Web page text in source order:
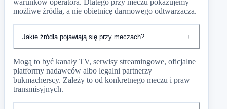
możliwe źródła, a nie obietnicę darmowego odtwarzacza.
Jakie źródła pojawiają się przy meczach? +
Mogą to być kanały TV, serwisy streamingowe, oficjalne
platformy nadawców albo legalni partnerzy
bukmacherscy. Zależy to od konkretnego meczu i praw
transmisyjnych.